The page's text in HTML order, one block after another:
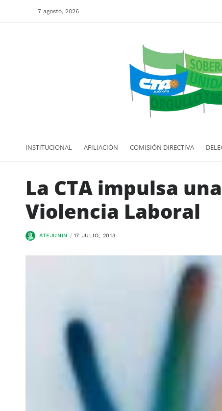
7 agosto, 2026
INSTITUCIONAL AFILIACIÓN COMISIÓN DIRECTIVA
La CTA impulsa
Violencia Laboral
ATEJUNIN 17 JULIO, 2013